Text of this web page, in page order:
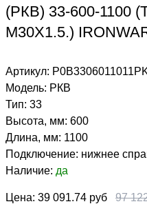
(РКВ) 33-600-
М30Х1.5.)
Артикул:
Модель: РКВ
Тип: 33
Высота, мм: 600
Длина, мм: 1100
Подключение: нижнее
Наличие: да
Цена: 39 091.74 руб 97